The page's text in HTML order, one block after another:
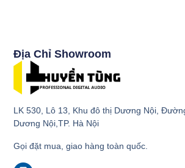
Địa Chỉ Showroom
LK 530, Lô 13, Khu đô thị Dương Nội,
Dương Nội,TP. Hà Nội
Gọi đặt mua, giao hàng toàn quốc.